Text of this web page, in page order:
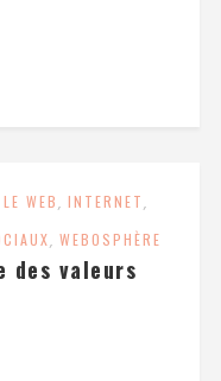
WEB, INTERNET,
, WEBOSPHÈRE
des valeurs